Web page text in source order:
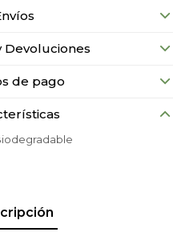
Devoluciones
de pago